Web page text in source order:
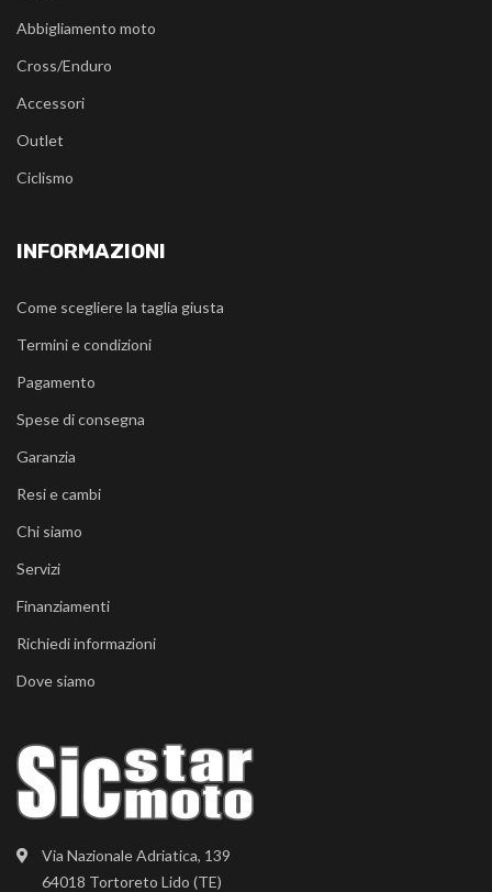
Via Nazionale Adriatica, 139
64018 Tortoreto Lido (TE)
Abbigliamento moto
Cross/Enduro
Accessori
Outlet
Ciclismo
INFORMAZIONI
Come scegliere la taglia giusta
Termini e condizioni
Pagamento
Spese di consegna
Garanzia
Resi e cambi
Chi siamo
Servizi
Finanziamenti
Richiedi informazioni
Dove siamo